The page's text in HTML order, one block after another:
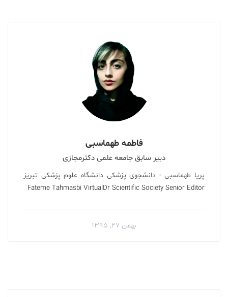
فاطمه طهماسبی
دبیر سابق جامعه علمی دکترمجازی
پریا طهماسبی - دانشجوی پزشکی دانشگاه علوم پزشکی تبریز
Fateme Tahmasbi VirtualDr Scientific Society Senior Editor
بهمن ۲۷, ۱۳۹۵